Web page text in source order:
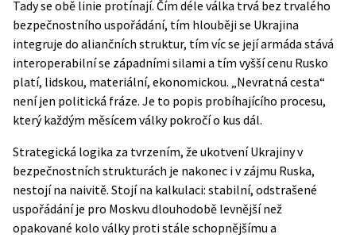
Tady se obě linie protínají. Čím déle válka trvá bez trvalého
bezpečnostního uspořádání, tím hlouběji se Ukrajina
integruje do aliančních struktur, tím víc se její armáda stává
interoperabilní se západními silami a tím vyšší cenu Rusko
platí, lidskou, materiální, ekonomickou. „Nevratná cesta“
není jen politická fráze. Je to popis probíhajícího procesu,
který každým měsícem války pokročí o kus dál.
Strategická logika za tvrzením, že ukotvení Ukrajiny v
bezpečnostních strukturách je nakonec i v zájmu Ruska,
nestojí na naivitě. Stojí na kalkulaci: stabilní, odstrašené
uspořádání je pro Moskvu dlouhodobě levnější než
opakované kolo války proti stále schopnějšímu a